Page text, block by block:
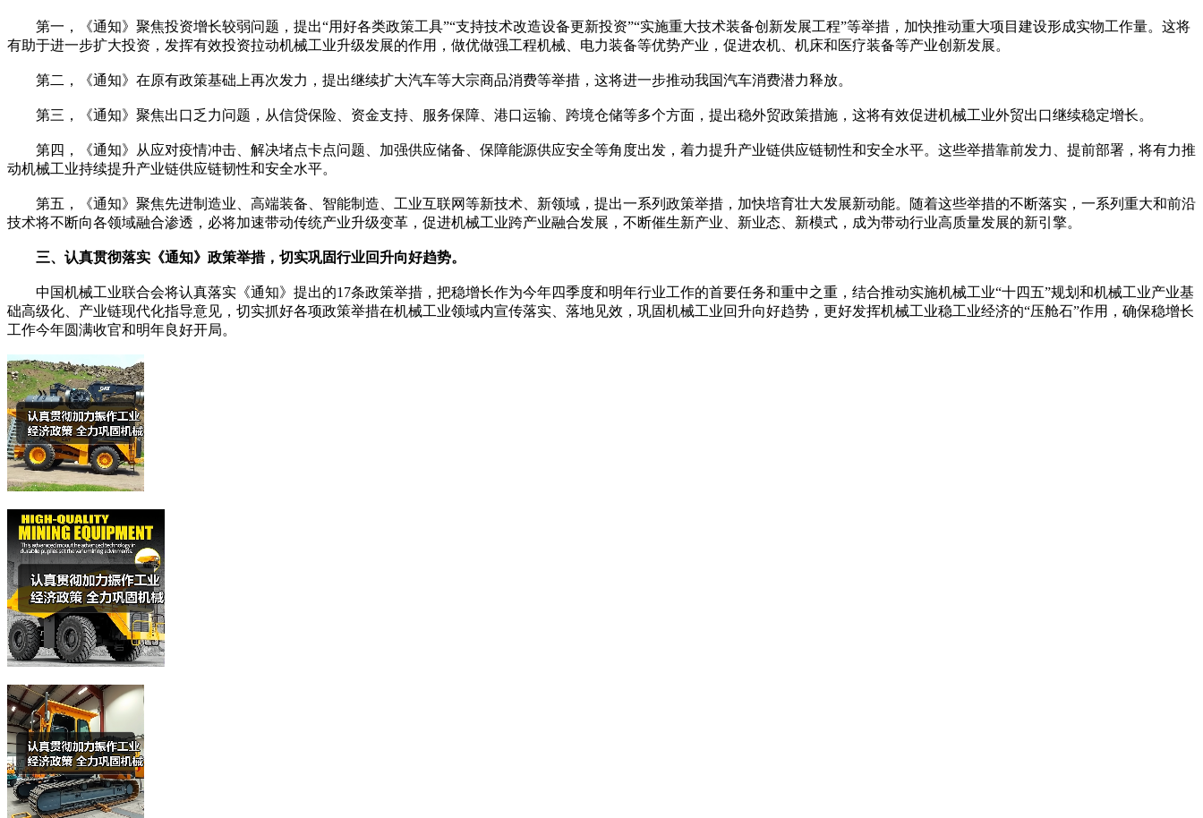
第一，《通知》聚焦投资增长较弱问题，提出“用好各类政策工具”“支持技术改造设备更新投资”“实施重大技术装备创新发展工程”等举措，加快推动重大项目建设形成实物工作量。这将
有助于进一步扩大投资，发挥有效投资拉动机械工业升级发展的作用，做优做强工程机械、电力装备等优势产业，促进农机、机床和医疗装备等产业创新发展。
第二，《通知》在原有政策基础上再次发力，提出继续扩大汽车等大宗商品消费等举措，这将进一步推动我国汽车消费潜力释放。
第三，《通知》聚焦出口乏力问题，从信贷保险、资金支持、服务保障、港口运输、跨境仓储等多个方面，提出稳外贸政策措施，这将有效促进机械工业外贸出口继续稳定增长。
第四，《通知》从应对疫情冲击、解决堵点卡点问题、加强供应储备、保障能源供应安全等角度出发，着力提升产业链供应链韧性和安全水平。这些举措靠前发力、提前部署，将有力推
动机械工业持续提升产业链供应链韧性和安全水平。
第五，《通知》聚焦先进制造业、高端装备、智能制造、工业互联网等新技术、新领域，提出一系列政策举措，加快培育壮大发展新动能。随着这些举措的不断落实，一系列重大和前沿
技术将不断向各领域融合渗透，必将加速带动传统产业升级变革，促进机械工业跨产业融合发展，不断催生新产业、新业态、新模式，成为带动行业高质量发展的新引擎。
三、认真贯彻落实《通知》政策举措，切实巩固行业回升向好趋势。
中国机械工业联合会将认真落实《通知》提出的17条政策举措，把稳增长作为今年四季度和明年行业工作的首要任务和重中之重，结合推动实施机械工业“十四五”规划和机械工业产业基
础高级化、产业链现代化指导意见，切实抓好各项政策举措在机械工业领域内宣传落实、落地见效，巩固机械工业回升向好趋势，更好发挥机械工业稳工业经济的“压舱石”作用，确保稳增长
工作今年圆满收官和明年良好开局。